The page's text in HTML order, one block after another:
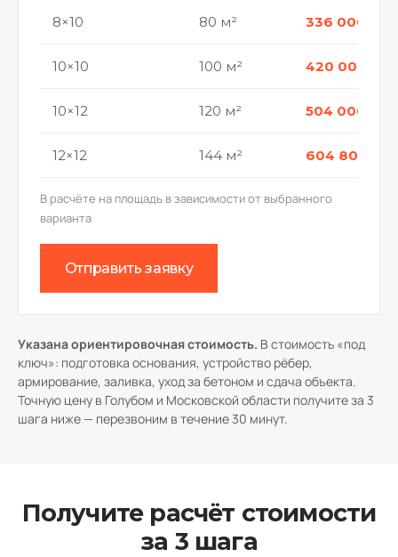
8×10 80 м² 336 000 р.
10×10 100 м² 420 000 р.
10×12 120 м² 504 000 р.
12×12 144 м² 604 800 р.
В расчёте на площадь в зависимости от выбранного
варианта
Отправить заявку
Указана ориентировочная стоимость. В стоимость «под
ключ»: подготовка основания, устройство рёбер,
армирование, заливка, уход за бетоном и сдача объекта.
Точную цену в Голубом и Московской области получите за 3
шага ниже — перезвоним в течение 30 минут.
Получите расчёт стоимости
за 3 шага